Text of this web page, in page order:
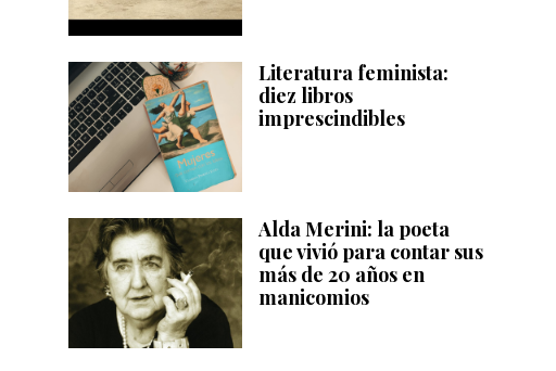
Literatura feminista:
diez libros
imprescindibles
Alda Merini: la poeta
que vivió para contar sus
más de 20 años en
manicomios